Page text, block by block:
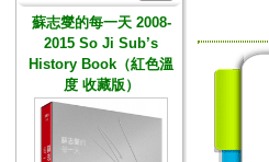
蘇志燮的每一天 2008-
2015 So Ji Sub’s
History Book（紅色溫
度 收藏版）